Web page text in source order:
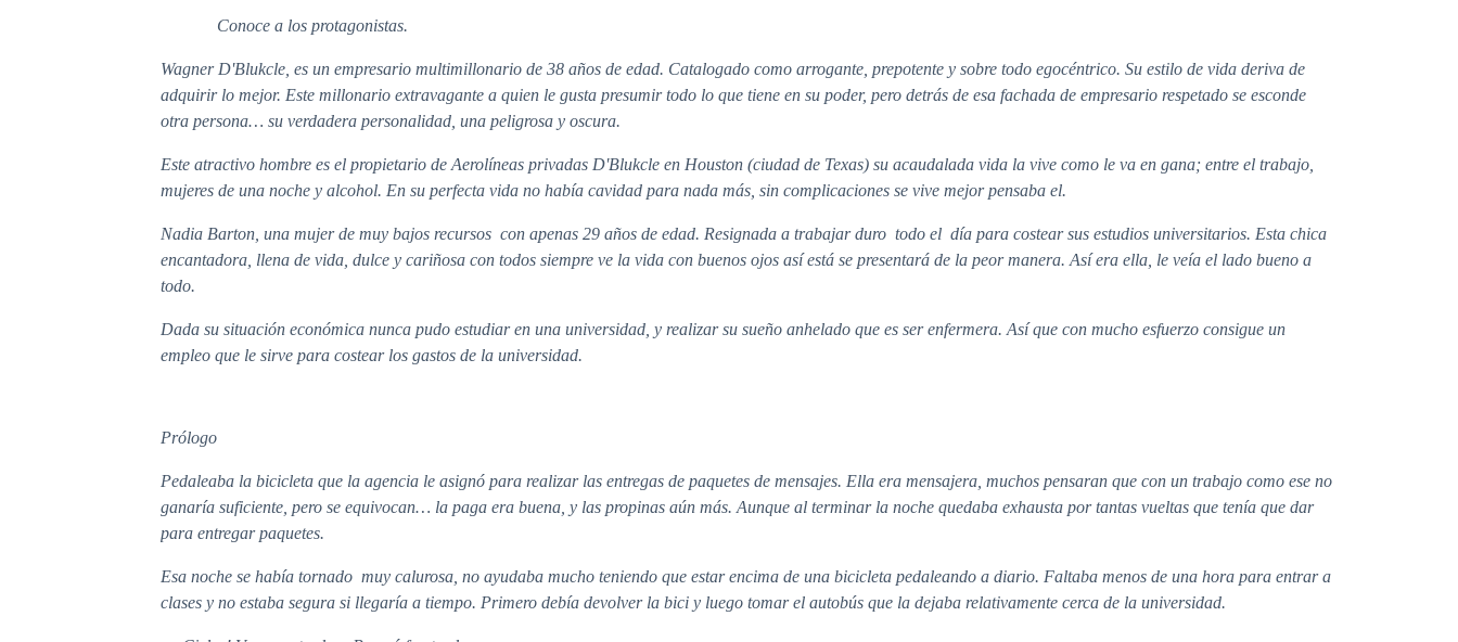
Conoce a los protagonistas.
Wagner D'Blukcle, es un empresario multimillonario de 38 años de edad. Catalogado como arrogante, prepotente y sobre todo egocéntrico. Su estilo de vida deriva de
adquirir lo mejor. Este millonario extravagante a quien le gusta presumir todo lo que tiene en su poder, pero detrás de esa fachada de empresario respetado se esconde
otra persona… su verdadera personalidad, una peligrosa y oscura.
Este atractivo hombre es el propietario de Aerolíneas privadas D'Blukcle en Houston (ciudad de Texas) su acaudalada vida la vive como le va en gana; entre el trabajo,
mujeres de una noche y alcohol. En su perfecta vida no había cavidad para nada más, sin complicaciones se vive mejor pensaba el.
Nadia Barton, una mujer de muy bajos recursos con apenas 29 años de edad. Resignada a trabajar duro todo el día para costear sus estudios universitarios. Esta chica
encantadora, llena de vida, dulce y cariñosa con todos siempre ve la vida con buenos ojos así está se presentará de la peor manera. Así era ella, le veía el lado bueno a
todo.
Dada su situación económica nunca pudo estudiar en una universidad, y realizar su sueño anhelado que es ser enfermera. Así que con mucho esfuerzo consigue un
empleo que le sirve para costear los gastos de la universidad.
Prólogo
Pedaleaba la bicicleta que la agencia le asignó para realizar las entregas de paquetes de mensajes. Ella era mensajera, muchos pensaran que con un trabajo como ese no
ganaría suficiente, pero se equivocan… la paga era buena, y las propinas aún más. Aunque al terminar la noche quedaba exhausta por tantas vueltas que tenía que dar
para entregar paquetes.
Esa noche se había tornado muy calurosa, no ayudaba mucho teniendo que estar encima de una bicicleta pedaleando a diario. Faltaba menos de una hora para entrar a
clases y no estaba segura si llegaría a tiempo. Primero debía devolver la bici y luego tomar el autobús que la dejaba relativamente cerca de la universidad.